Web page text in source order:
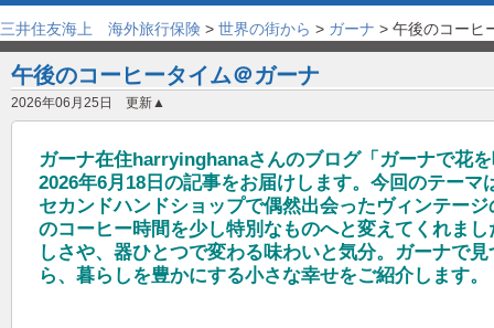
三井住友海上 海外旅行保険 > 世界の街から > ガーナ > 午後のコーヒ
午後のコーヒータイム＠ガーナ
2026年06月25日 更新▲
ガーナ在住harryinghanaさんのブログ「ガーナで花
2026年6月18日の記事をお届けします。今回のテーマ
セカンドハンドショップで偶然出会ったヴィンテー
のコーヒー時間を少し特別なものへと変えてくれま
しさや、器ひとつで変わる味わいと気分。ガーナで
ら、暮らしを豊かにする小さな幸せをご紹介します。